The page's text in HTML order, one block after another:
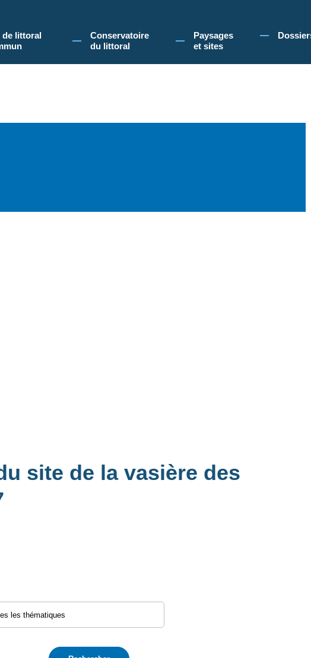
le site du Conservatoire du littoral, vous acceptez l'utilisation de cookies pour vous
de littoral
Conservatoire
du littoral
Paysages
et sites
site de la vasière des